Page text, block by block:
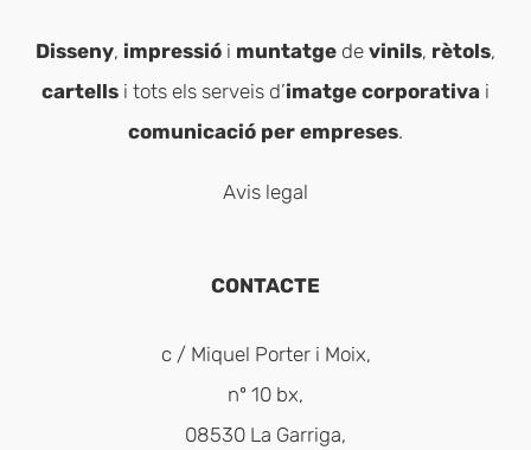
Disseny, impressió i muntatge de vinils, rètols,
cartells i tots els serveis d’imatge corporativa i
comunicació per empreses.
Avis legal
CONTACTE
c / Miquel Porter i Moix,
nº 10 bx,
08530 La Garriga,